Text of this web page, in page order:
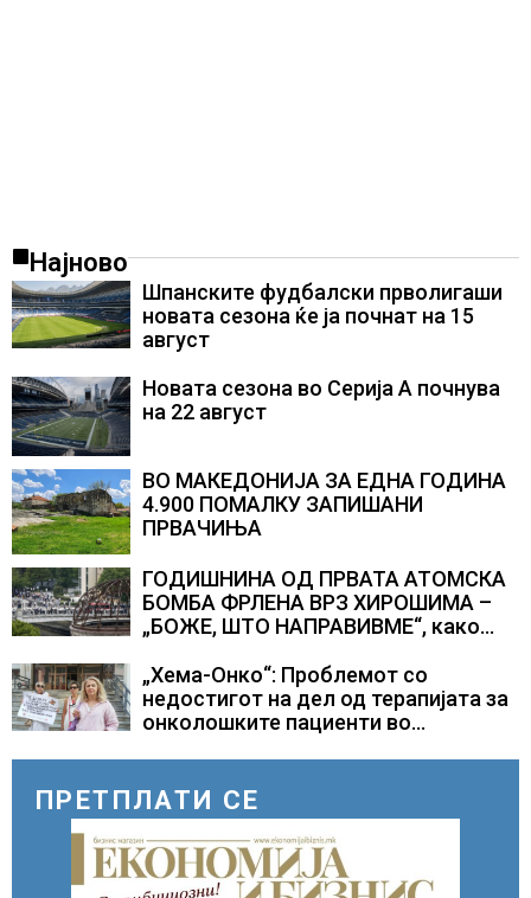
Најново
Шпанските фудбалски прволигаши
новата сезона ќе ја почнат на 15
август
Новата сезона во Серија А почнува
на 22 август
ВО МАКЕДОНИЈА ЗА ЕДНА ГОДИНА
4.900 ПОМАЛКУ ЗАПИШАНИ
ПРВАЧИЊА
ГОДИШНИНА ОД ПРВАТА АТОМСКА
БОМБА ФРЛЕНА ВРЗ ХИРОШИМА –
„БОЖЕ, ШТО НАПРАВИВМЕ“, како
Геј“ и учесниците во
бомбардирањето го доживуваа овој
настан што го промени текот на
„Хема-Онко“: Проблемот со
недостигот на дел од терапијата за
онколошките пациенти во
ПРЕТПЛАТИ СЕ